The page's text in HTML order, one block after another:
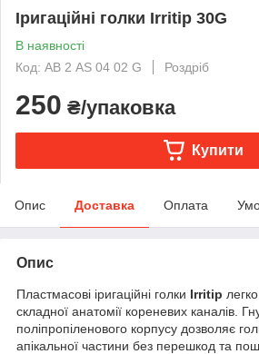
Іригаційні голки Irritip 30G
В наявності
Код: АВ 2 AS 04 02 G
Роздріб
250 ₴/упаковка
Купити
Опис Доставка Оплата
Опис
Пластмасові іригаційні голки Irritip
складної анатомії кореневих каналів.
поліпропіленового корпусу дозволяє
апікальної частини без перешкод та